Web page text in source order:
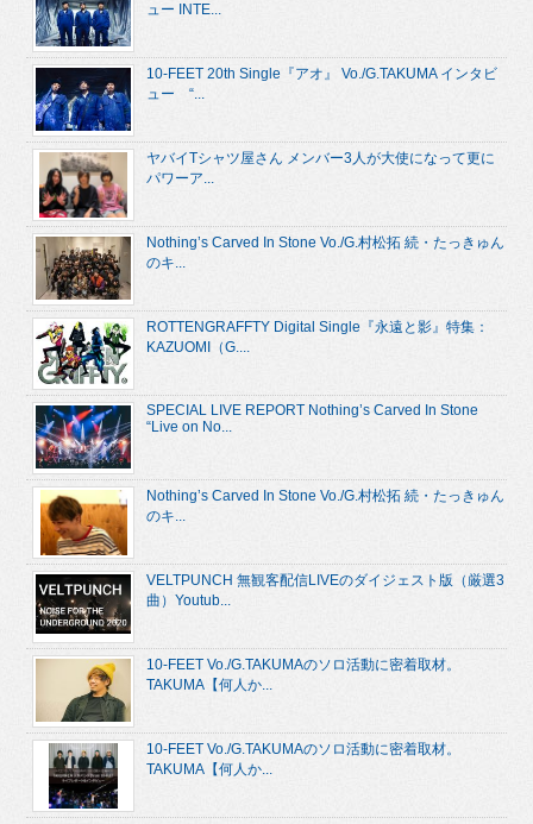
ュー INTE...
10-FEET 20th Single『アオ』 Vo./G.TAKUMA インタビ
ュー “...
ヤバイTシャツ屋さん メンバー3人が大使になって更に
パワーア...
Nothing’s Carved In Stone Vo./G.村松拓 続・たっきゅん
のキ...
ROTTENGRAFFTY Digital Single『永遠と影』特集：
KAZUOMI（G....
SPECIAL LIVE REPORT Nothing’s Carved In Stone
“Live on No...
Nothing’s Carved In Stone Vo./G.村松拓 続・たっきゅん
のキ...
VELTPUNCH 無観客配信LIVEのダイジェスト版（厳選3
曲）Youtub...
10-FEET Vo./G.TAKUMAのソロ活動に密着取材。
TAKUMA【何人か...
10-FEET Vo./G.TAKUMAのソロ活動に密着取材。
TAKUMA【何人か...